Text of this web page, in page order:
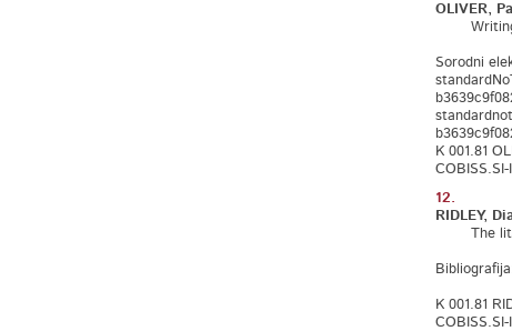
OLIVER,
Writing
Sorodni
K 001.81
COBISS.SI-
12.
RIDLEY,
The
K 001.81
COBISS.SI-